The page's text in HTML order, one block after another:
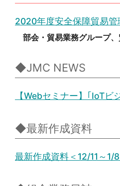
2020年度安全保障貿易
部会・貿易業務グループ
◆JMC NEWS
【Webセミナー】｢IoT
◆最新作成資料
最新作成資料＜12/11～1/8